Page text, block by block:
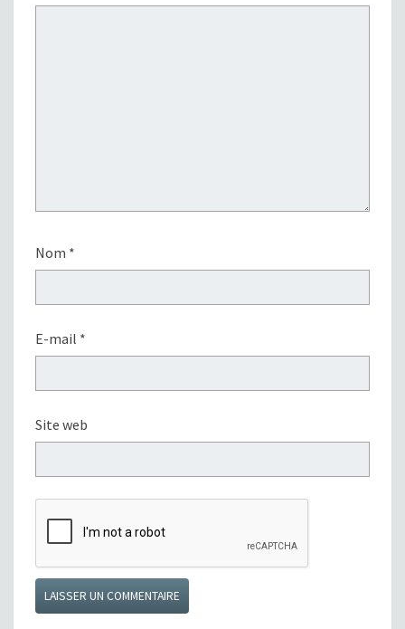
Nom *
E-mail *
Site web